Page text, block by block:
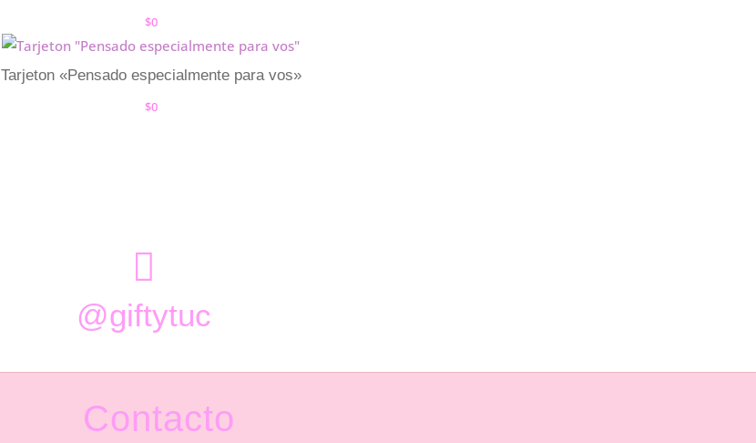
$0
Tarjeton «Pensado especialmente para vos»
$0

@giftytuc
Contacto